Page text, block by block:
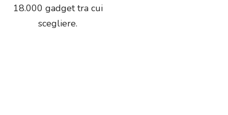
18.000 gadget tra cui
scegliere.